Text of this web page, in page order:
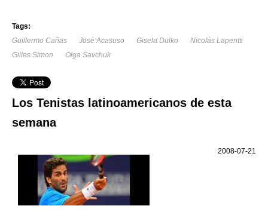
Tags:
Guillermo Cañas
José Acasuso Gisela Dulko
Nicolás Lapentti
Gilles Simon
Olga Savchuk
Los Tenistas latinoamericanos de esta
semana
2008-07-21